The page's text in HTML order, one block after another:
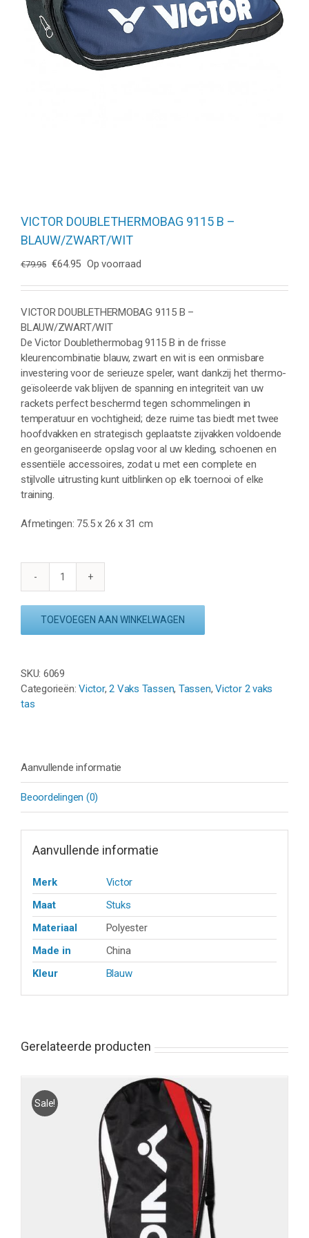
VICTOR DOUBLETHERMOBAG 9115 B –
BLAUW/ZWART/WIT
€79.95 Oorspronkelijke
was:
€79.95.
€64.95Huidige
is:
€64.95.
Op voorraad
VICTOR DOUBLETHERMOBAG 9115 B –
BLAUW/ZWART/WIT
De Victor Doublethermobag 9115 B in de frisse
kleurencombinatie blauw, zwart en wit is een onmisbare
investering voor de serieuze speler, want dankzij het thermo-
geïsoleerde vak blijven de spanning en integriteit van uw
rackets perfect beschermd tegen schommelingen in
temperatuur en vochtigheid; deze ruime tas biedt met twee
hoofdvakken en strategisch geplaatste zijvakken voldoende
en georganiseerde opslag voor al uw kleding, schoenen en
essentiële accessoires, zodat u met een complete en
stijlvolle uitrusting kunt uitblinken op elk toernooi of elke
training.
Afmetingen: 75.5 x 26 x 31 cm
VICTOR
9115
aantal
TOEVOEGEN AAN WINKELWAGEN
SKU: 6069
Categorieën:Victor,2 Vaks Tassen, Tassen,Victor 2 vaks
tas
Aanvullende informatie
Beoordelingen (0)
Aanvullende informatie
Merk
Victor
Maat
Stuks
Materiaal
Polyester
Made in
China
Kleur
Blauw
Gerelateerde producten
Sale!